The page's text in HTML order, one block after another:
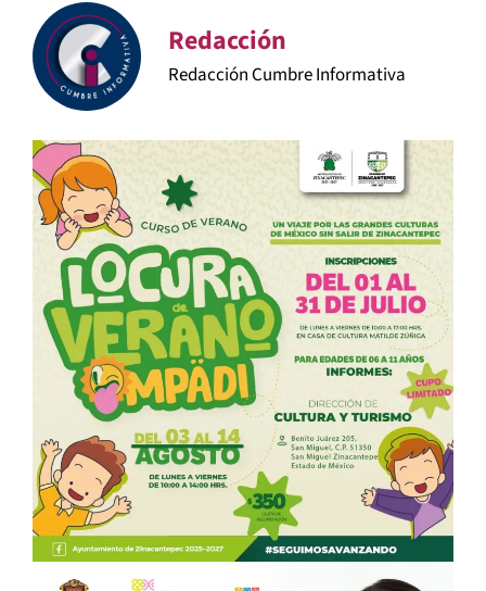
Redacción
Redacción Cumbre Informativa